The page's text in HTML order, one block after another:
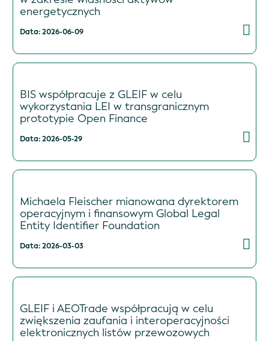
energetycznych
Data: 2026-06-09
BIS współpracuje z GLEIF w celu
wykorzystania LEI w transgranicznym
prototypie Open Finance
Data: 2026-05-29
Michaela Fleischer mianowana dyrektorem
operacyjnym i finansowym Global Legal
Entity Identifier Foundation
Data: 2026-03-03
GLEIF i AEOTrade współpracują w celu
zwiększenia zaufania i interoperacyjności
elektronicznych listów przewozowych